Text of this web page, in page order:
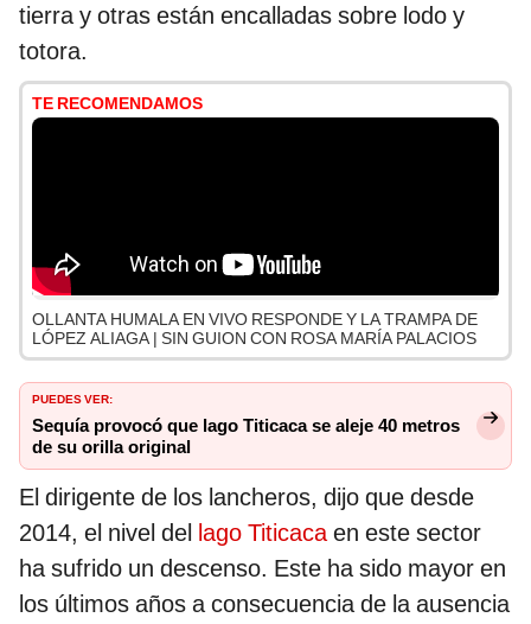
tierra y otras están encalladas sobre lodo y
totora.
TE RECOMENDAMOS
OLLANTA HUMALA EN VIVO RESPONDE Y LA TRAMPA DE
LÓPEZ ALIAGA | SIN GUION CON ROSA MARÍA PALACIOS
PUEDES VER:
Sequía provocó que lago Titicaca se aleje 40 metros
de su orilla original
El dirigente de los lancheros, dijo que desde
2014, el nivel del lago Titicacaen este sector
ha sufrido un descenso. Este ha sido mayor en
los últimos años a consecuencia de la ausencia